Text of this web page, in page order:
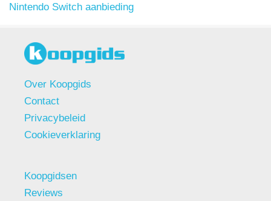
Nintendo Switch aanbieding
Over Koopgids
Contact
Privacybeleid
Cookieverklaring
Koopgidsen
Reviews